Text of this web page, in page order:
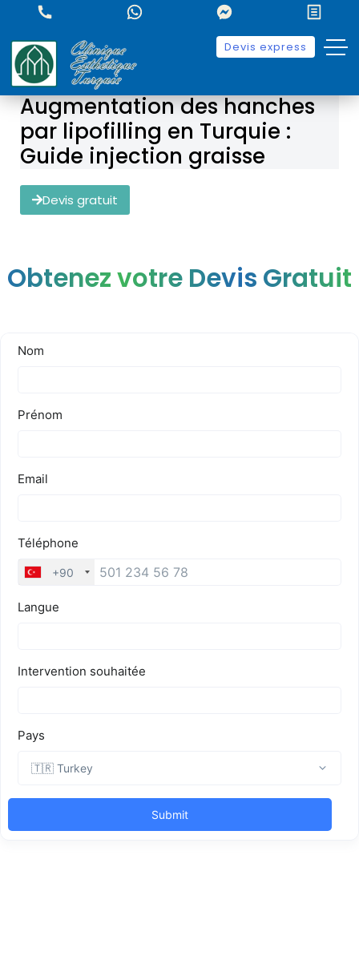
Devis express
Augmentation des hanches
par lipofilling en Turquie :
Guide injection graisse
Devis gratuit
Obtenez votre Devis Gratuit